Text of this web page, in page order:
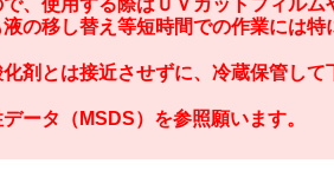
使用する際はＵＶカットフィルム
の移し替え等短時間での作業には特
とは接近させずに、冷蔵保管して
タ（MSDS）を参照願います。